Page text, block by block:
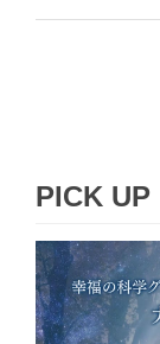
PICK UP